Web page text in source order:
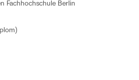
Fachhochschule Berlin